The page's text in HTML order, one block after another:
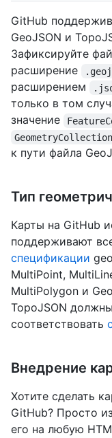
GitHub
GeoJSON и
Зафиксируйте
расширение
расширением
только в том
значение
GeometryCollection
к пути файла
Тип
Карты на GitHub
поддерживают
спецификации
MultiPoint,
MultiPolygon и
TopoJSON
соответствовать
Внедрение
Хотите сделать
GitHub? Просто
его на любую